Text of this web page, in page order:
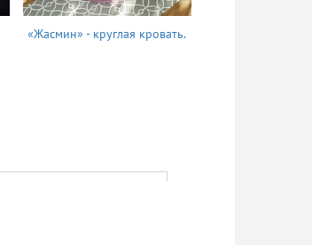
«Жасмин» - круглая кровать.